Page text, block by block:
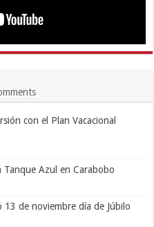
con el Plan Vacacional
Tanque Azul en Carabobo
de noviembre día de Júbilo